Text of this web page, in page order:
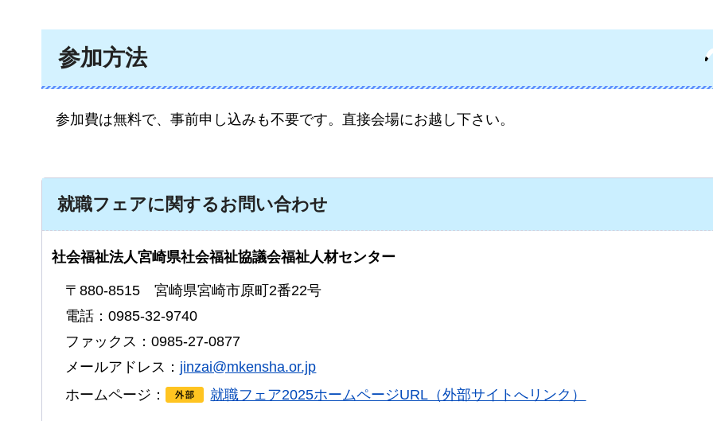
参加方法
参加費は無料で、事前申し込みも不要です。直接会場にお越し下さい。
就職フェアに関するお問い合わせ
社会福祉法人宮崎県社会福祉協議会福祉人材センター
〒880-8515 宮崎県宮崎市原町2番22号
電話：0985-32-9740
ファックス：0985-27-0877
メールアドレス： jinzai@mkensha.or.jp
ホームページ：
就職フェア2025ホームページURL（外部サイトへリンク）